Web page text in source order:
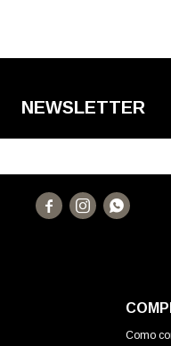
Como
NEWSLETTER
  